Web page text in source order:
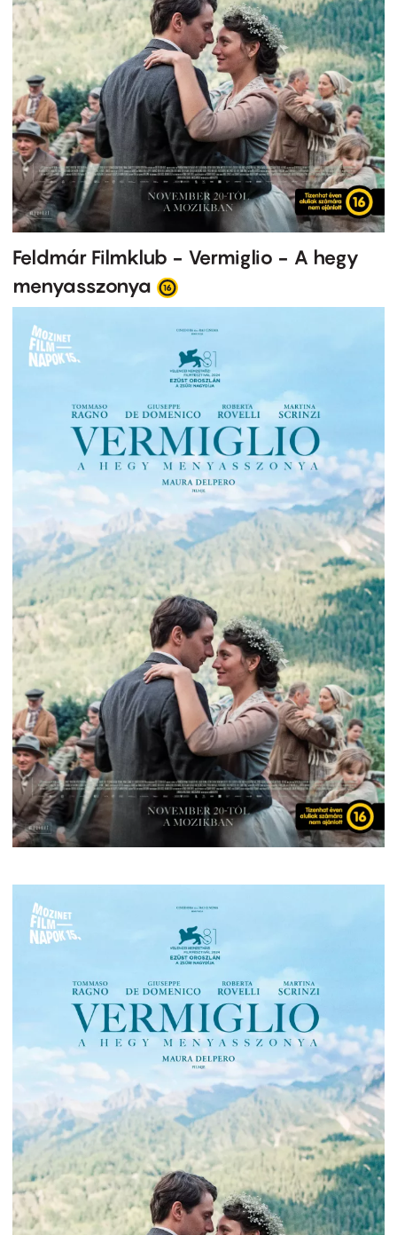
Feldmár Filmklub - Vermiglio - A hegy
menyasszonya